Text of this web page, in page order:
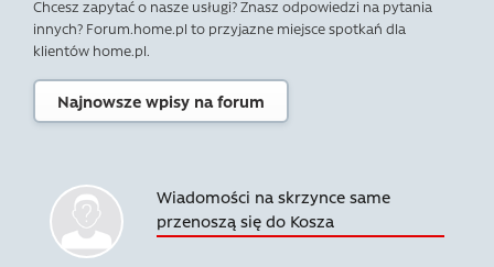
Chcesz zapytać o nasze usługi? Znasz odpowiedzi na pytania
innych? Forum.home.pl to przyjazne miejsce spotkań dla
klientów home.pl.
Najnowsze wpisy na forum
Wiadomości na skrzynce same
przenoszą się do Kosza